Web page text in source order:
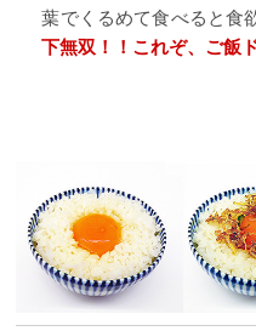
葉でくるめて食べると食
下無双！！これぞ、ご飯